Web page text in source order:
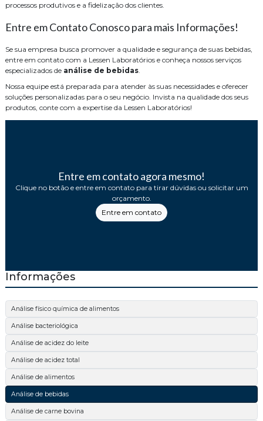
processos produtivos e a fidelização dos clientes.
Entre em Contato Conosco para mais Informações!
Se sua empresa busca promover a qualidade e segurança de suas bebidas,
entre em contato com a Lessen Laboratórios e conheça nossos serviços
especializados de análise de bebidas.
Nossa equipe está preparada para atender às suas necessidades e oferecer
soluções personalizadas para o seu negócio. Invista na qualidade dos seus
produtos, conte com a expertise da Lessen Laboratórios!
Entre em contato agora mesmo!
Clique no botão e entre em contato para tirar dúvidas ou solicitar um
orçamento.
Entre em contato
Informações
Análise físico química de alimentos
Análise bacteriológica
Análise de acidez do leite
Análise de acidez total
Análise de alimentos
Análise de bebidas
Análise de carne bovina